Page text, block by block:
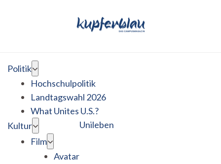
Politik
Hochschulpolitik
Landtagswahl 2026
What Unites U.S.?
Kultur
Film
Avatar
Unileben